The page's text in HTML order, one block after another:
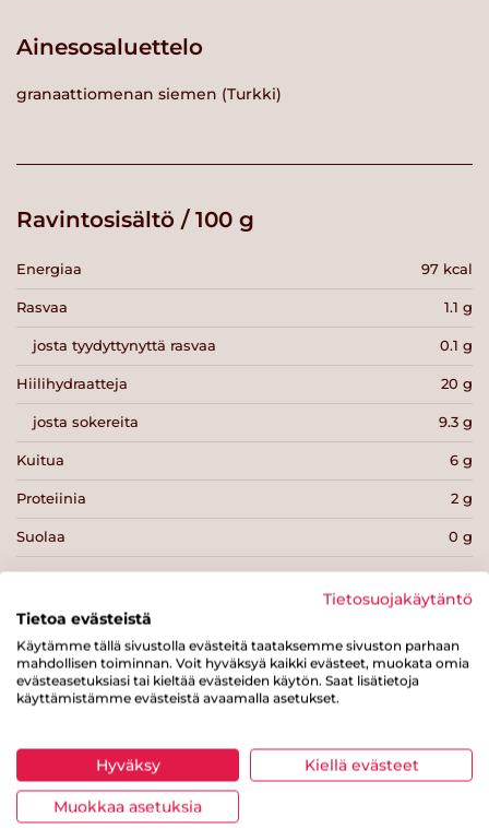
Ainesosaluettelo
granaattiomenan siemen (Turkki)
Ravintosisältö / 100 g
Energiaa 97 kcal
Rasvaa 1.1 g
josta tyydyttynyttä rasvaa 0.1 g
Hiilihydraatteja 20 g
josta sokereita 9.3 g
Kuitua 6 g
Proteiinia 2 g
Suolaa 0 g
Tulosta sivu Jaa tuote
Tietosuojakäytäntö
Tietoa evästeistä
Käytämme tällä sivustolla evästeitä taataksemme sivuston parhaan
mahdollisen toiminnan. Voit hyväksyä kaikki evästeet, muokata omia
evästeasetuksiasi tai kieltää evästeiden käytön. Saat lisätietoja
käyttämistämme evästeistä avaamalla asetukset.
Hyväksy Kiellä evästeet
Muokkaa asetuksia